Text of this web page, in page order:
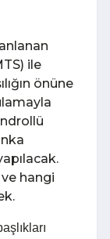
ile
önüne
hangi